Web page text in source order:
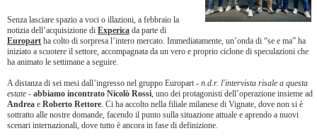
Senza lasciare spazio a voci o illazioni, a febbraio la
notizia dell’acquisizione di Experica da parte di
Europart ha colto di sorpresa l’intero mercato. Immediatamente, un’onda di “se e ma” ha
iniziato a scuotere il settore, accompagnata da un vero e proprio ciclone di speculazioni che
ha animato le settimane a seguire.
A distanza di sei mesi dall’ingresso nel gruppo Europart - n.d.r. l'intervista risale a questa
estate - abbiamo incontrato Nicolò Rossi, uno dei protagonisti dell’operazione insieme ad
Andrea e Roberto Rettore. Ci ha accolto nella filiale milanese di Vignate, dove non si è
sottratto alle nostre domande, facendo il punto sulla situazione attuale e aprendo a nuovi
scenari internazionali, dove tutto è ancora in fase di definizione.